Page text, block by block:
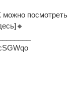
посмотреть